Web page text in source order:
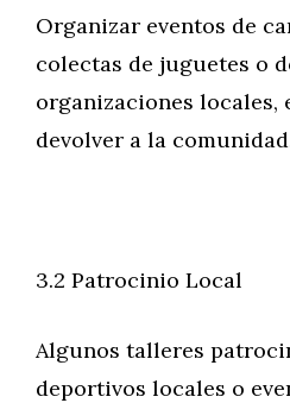
Organizar eventos de
colectas de juguetes o
organizaciones locales,
devolver a la
3.2 Patrocinio Local
Algunos talleres
deportivos locales o